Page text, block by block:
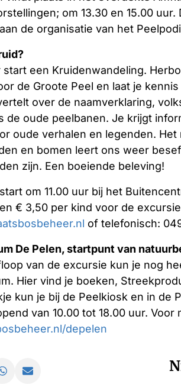
om 13.30 en 15.00
de organisatie van het
start een Kruidenwandeling.
de Groote Peel en laat je
over de naamverklaring,
de oude peelbanen. Je krijgt
oude verhalen en legenden.
en bomen leert ons weer
zijn. Een boeiende beleving!
om 11.00 uur bij het
€ 3,50 per kind voor de
of telefonisch:
De Pelen, startpunt van
van de excursie kun je nog
Hier vind je boeken,
kun je bij de Peelkiosk en in de
van 10.00 tot 18.00 uur. Voor
depelen